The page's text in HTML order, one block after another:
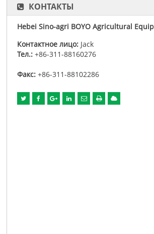
КОНТАКТЫ
Hebei Sino-agri BOYO Agricultural
Контактное лицо: Jack
Тел.: +86-311-88160276
Факс: +86-311-88102286